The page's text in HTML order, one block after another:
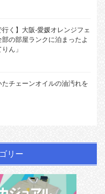
行く】大阪-愛媛オレンジフェ
の部屋ランクに泊まったよ
ん」
チェーンオイルの油汚れを
リー